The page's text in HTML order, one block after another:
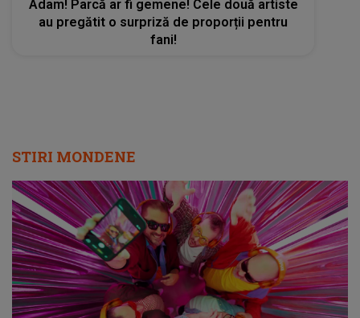
Adam! Parcă ar fi gemene! Cele două artiste
au pregătit o surpriză de proporții pentru
fani!
STIRI MONDENE